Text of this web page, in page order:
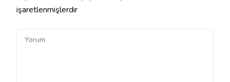
işaretlenmişlerdir